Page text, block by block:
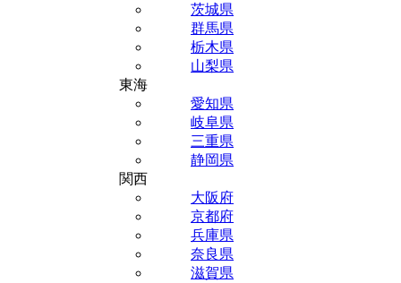
茨城県
群馬県
栃木県
山梨県
東海
愛知県
岐阜県
三重県
静岡県
関西
大阪府
京都府
兵庫県
奈良県
滋賀県